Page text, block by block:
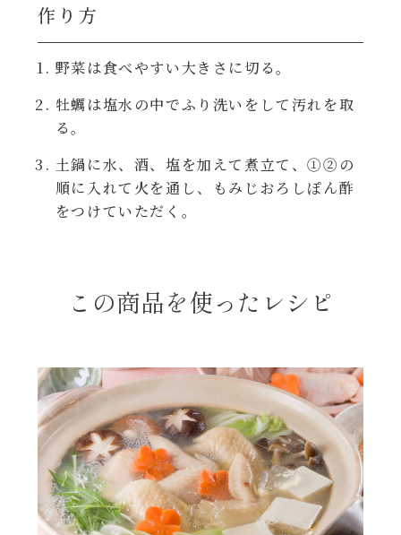
おもてなし
BBQ/キャンプ
炊飯器
ホットプレート
お子さま
ひなまつり
こどもの日
ハロウィン
ハコネーゼ 完熟トマト
ハコネーゼ 海老クリーム
ハコネーゼ ポルチーニ
ハコネーゼ イカスミ
ハコネーゼ アラビアータ
ハコネーゼ クリーミーボロネーゼ
作り方
野菜は食べやすい大きさに切る。
牡蠣は塩水の中でふり洗いをして汚れを取
る。
土鍋に水、酒、塩を加えて煮立て、①②の
順に入れて火を通し、もみじおろしぽん酢
をつけていただく。
この商品を使ったレシピ